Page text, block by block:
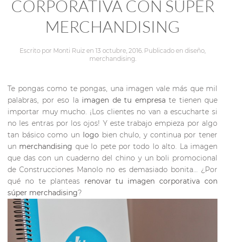
CORPORATIVA CON SÚPER
MERCHANDISING
Escrito por Monti Ruiz en 13 octubre, 2016 . Publicado en diseño
merchandising
Te pongas como te pongas, una imagen vale más que mil
palabras, por eso la imagen de tu empresa te tienen que
importar muy mucho. ¡Los clientes no van a escucharte si
no les entras por los ojos! Y este trabajo empieza por algo
tan básico como un logo bien chulo, y continua por tener
un merchandising que lo pete por todo lo alto. La imagen
que das con un cuaderno del chino y un boli promocional
de Construcciones Manolo no es demasiado bonita… ¿Por
qué no te planteas renovar tu imagen corporativa con
súper merchadising?